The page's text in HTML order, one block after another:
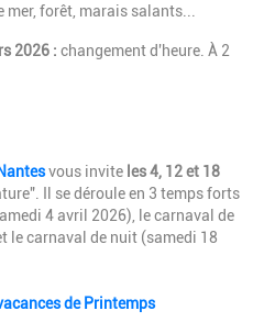
forêt, marais salants...
2026 : changement d'heure. À 2
vous invite les 4, 12 et 18
Il se déroule en 3 temps forts
4 avril 2026), le carnaval de
le carnaval de nuit (samedi 18
de Printemps